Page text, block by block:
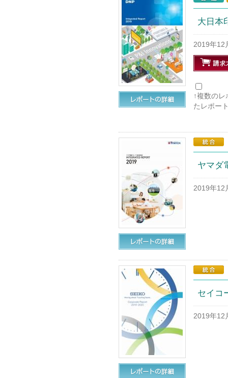
大日本
2019年12
↑複数の
たレポー
ヤマダ
2019年12
セイコ
2019年12